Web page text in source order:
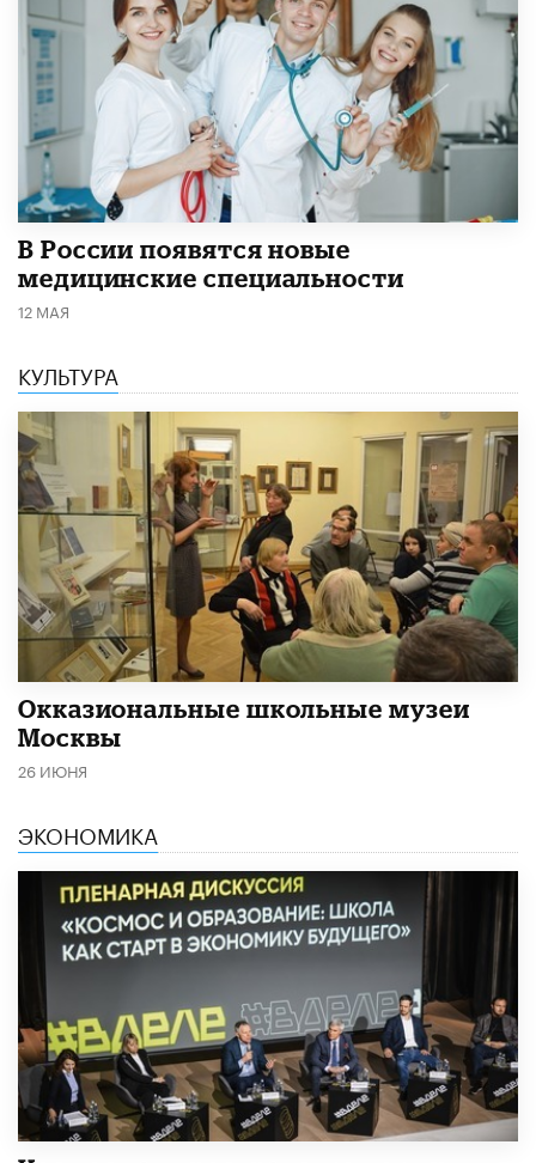
В России появятся новые
медицинские специальности
12 МАЯ
КУЛЬТУРА
​Окказиональные школьные музеи
Москвы
26 ИЮНЯ
ЭКОНОМИКА